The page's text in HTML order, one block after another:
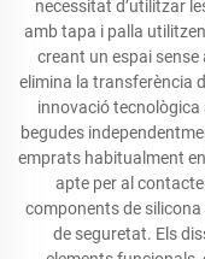
necessitat d’utilitzar
amb tapa i palla
creant un espai
elimina la transferència
innovació
begudes
emprats habitualment
apte per al
components de
de seguretat. Els